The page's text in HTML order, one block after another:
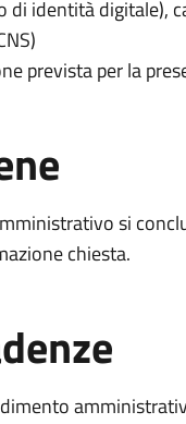
di identità digitale),
prevista per la
si
chiesta.